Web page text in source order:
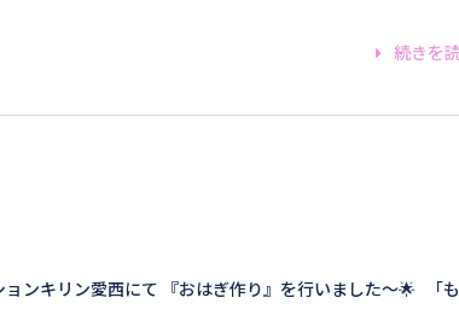
続きを
ンキリン愛西にて 『おはぎ作り』を行いました～🌟 「